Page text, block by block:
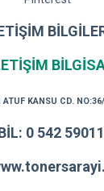
KANSU CD.
0 542